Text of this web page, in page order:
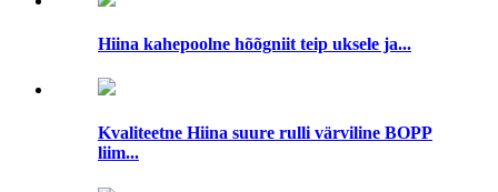
Hiina kahepoolne hõõgniit teip uksele ja...
Kvaliteetne Hiina suure rulli värviline BOPP
liim...